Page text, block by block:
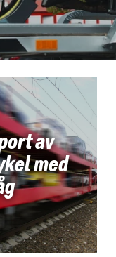
av
med